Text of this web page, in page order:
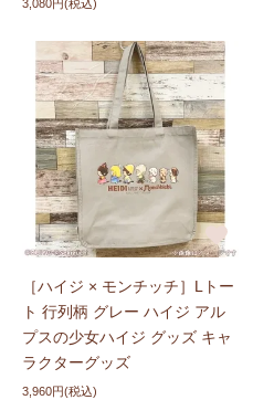
3,080円(税込)
［ハイジ × モンチッチ］Lトー
ト 行列柄 グレー ハイジ アル
プスの少女ハイジ グッズ キャ
ラクターグッズ
3,960円(税込)